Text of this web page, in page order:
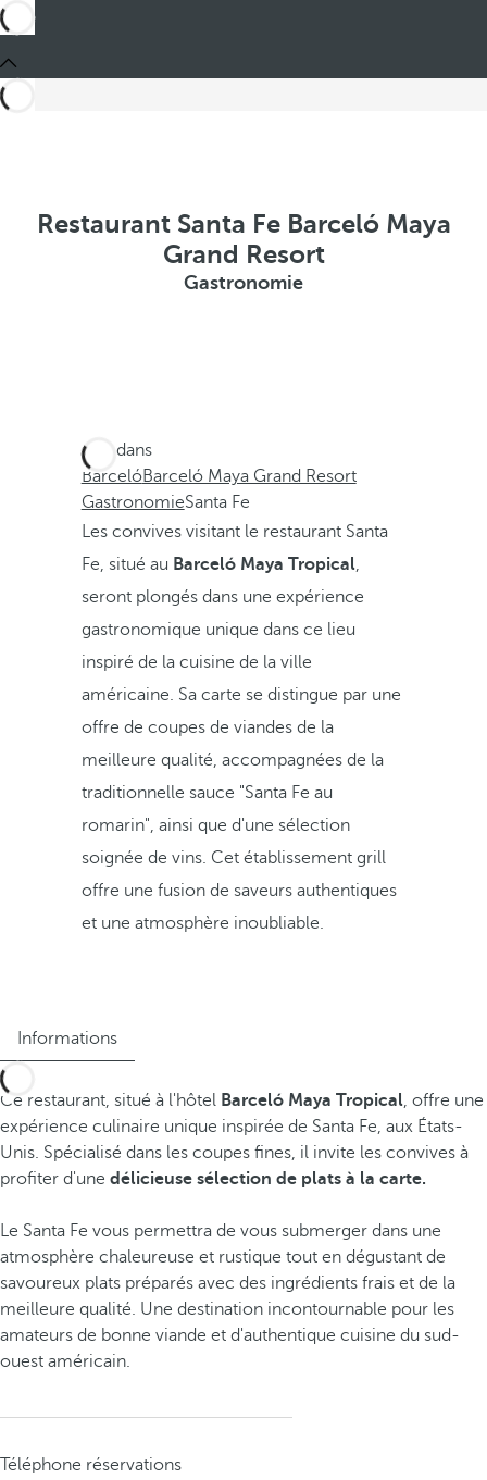
Restaurant Santa Fe Barceló Maya
Grand Resort
Gastronomie
Ces dans
BarcelóBarceló Maya Grand Resort
GastronomieSanta Fe
Les convives visitant le restaurant Santa
Fe, situé au Barceló Maya Tropical,
seront plongés dans une expérience
gastronomique unique dans ce lieu
inspiré de la cuisine de la ville
américaine. Sa carte se distingue par une
offre de coupes de viandes de la
meilleure qualité, accompagnées de la
traditionnelle sauce "Santa Fe au
romarin", ainsi que d'une sélection
soignée de vins. Cet établissement grill
offre une fusion de saveurs authentiques
et une atmosphère inoubliable.
Informations
Ce restaurant, situé à l'hôtel Barceló Maya Tropical, offre une
expérience culinaire unique inspirée de Santa Fe, aux États-
Unis. Spécialisé dans les coupes fines, il invite les convives à
profiter d'une délicieuse sélection de plats à la carte.
Le Santa Fe vous permettra de vous submerger dans une
atmosphère chaleureuse et rustique tout en dégustant de
savoureux plats préparés avec des ingrédients frais et de la
meilleure qualité. Une destination incontournable pour les
amateurs de bonne viande et d'authentique cuisine du sud-
ouest américain.
Téléphone réservations